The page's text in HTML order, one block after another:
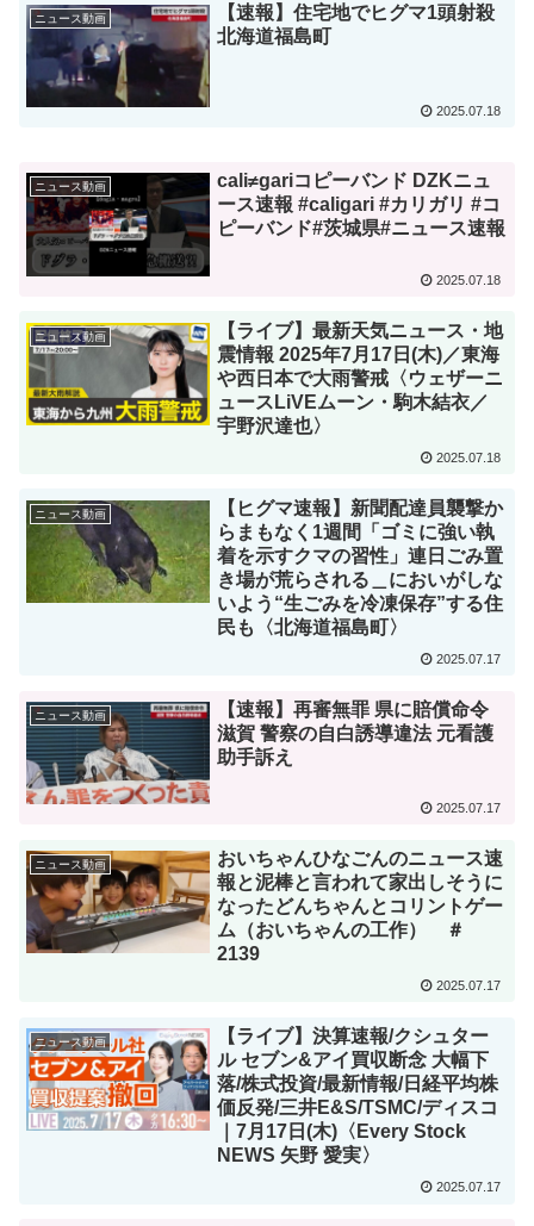
ニュース動画
【速報】住宅地でヒグマ1頭射殺
北海道福島町
2025.07.18
ニュース動画
cali≠gariコピーバンド DZKニュ
ース速報 #caligari #カリガリ #コ
ピーバンド#茨城県#ニュース速報
2025.07.18
ニュース動画
【ライブ】最新天気ニュース・地
震情報 2025年7月17日(木)／東海
や西日本で大雨警戒〈ウェザーニ
ュースLiVEムーン・駒木結衣／
宇野沢達也〉
2025.07.18
ニュース動画
【ヒグマ速報】新聞配達員襲撃か
らまもなく1週間「ゴミに強い執
着を示すクマの習性」連日ごみ置
き場が荒らされる＿においがしな
いよう“生ごみを冷凍保存”する住
民も〈北海道福島町〉
2025.07.17
ニュース動画
【速報】再審無罪 県に賠償命令
滋賀 警察の自白誘導違法 元看護
助手訴え
2025.07.17
ニュース動画
おいちゃんひなごんのニュース速
報と泥棒と言われて家出しそうに
なったどんちゃんとコリントゲー
ム（おいちゃんの工作） ＃
2139
2025.07.17
ニュース動画
【ライブ】決算速報/クシュター
ル セブン&アイ買収断念 大幅下
落/株式投資/最新情報/日経平均株
価反発/三井E&S/TSMC/ディスコ
｜7月17日(木)〈Every Stock
NEWS 矢野 愛実〉
2025.07.17